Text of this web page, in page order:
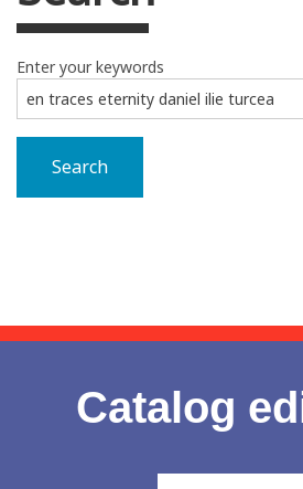
Enter your keywords
Search
Catalog